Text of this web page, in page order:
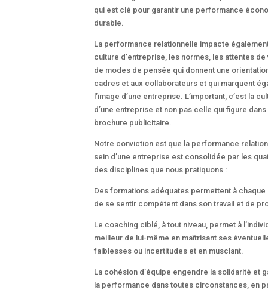
qui est clé pour garantir une performance
durable.
La performance relationnelle impacte
culture d’entreprise, les normes, les attentes de
de modes de pensée qui donnent une
cadres et aux collaborateurs et qui marquent
l’image d’une entreprise. L’important, c’est la
d’une entreprise et non pas celle qui figure dans
brochure publicitaire.
Notre conviction est que la performance
sein d’une entreprise est consolidée par les
des disciplines que nous pratiquons :
Des formations adéquates permettent à chaque
de se sentir compétent dans son travail et de
Le coaching ciblé, à tout niveau, permet à
meilleur de lui-même en maîtrisant ses
faiblesses ou incertitudes et en musclant.
La cohésion d’équipe engendre la solidarité et
la performance dans toutes circonstances, en